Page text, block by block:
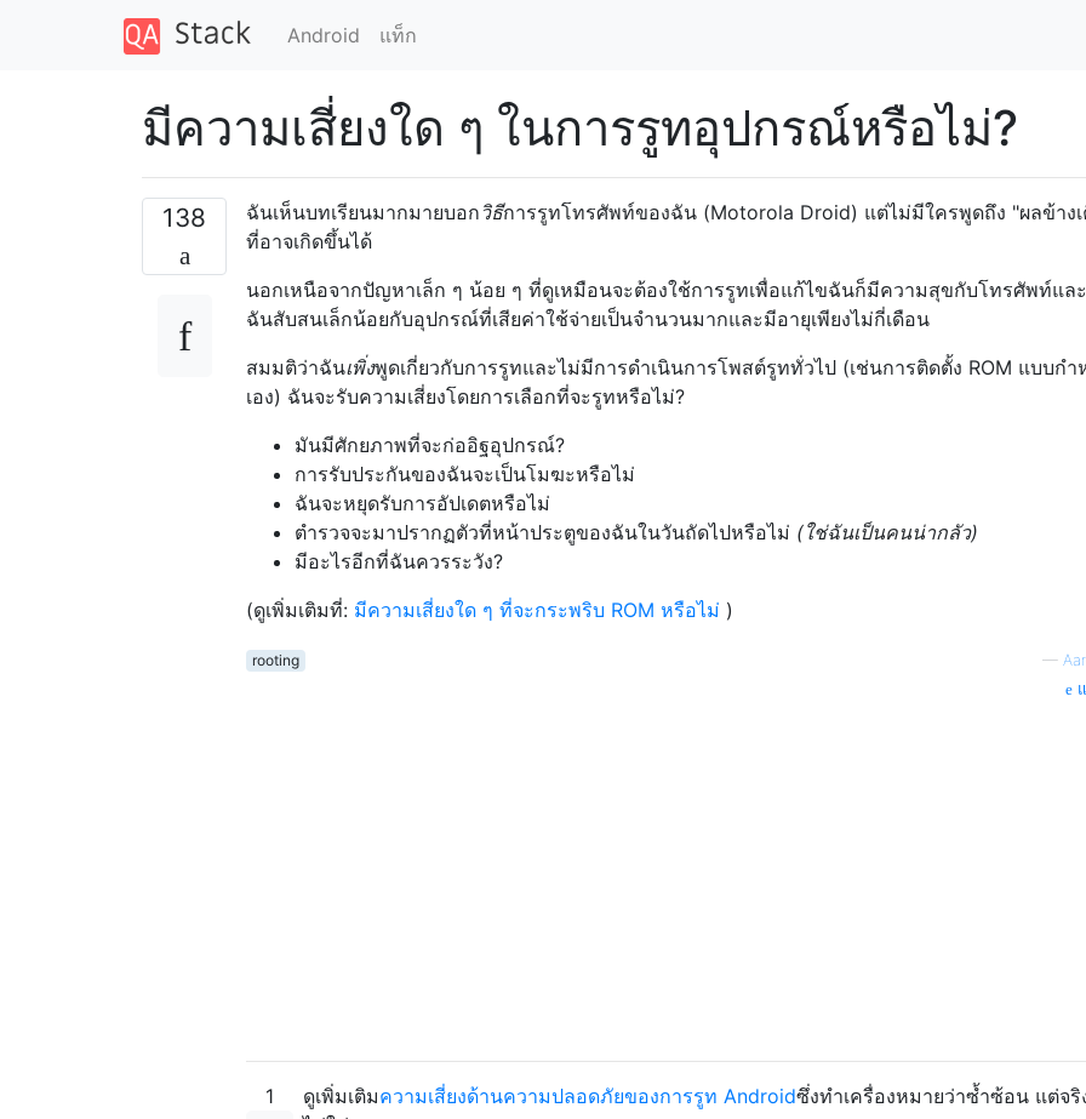
Android แท็ก
มีความเสี่ยงใด ๆ ในการรูทอุปกรณ์หรือไม่?
138 ฉันเห็นบทเรียนมากมายบอกวิธีการรูทโทรศัพท์ของฉัน (Motorola Droid) แต่ไม่มีใครพูดถึง "ผลข้างเ
ที่อาจเกิดขึ้นได้
นอกเหนือจากปัญหาเล็ก ๆ น้อย ๆ ที่ดูเหมือนจะต้องใช้การรูทเพื่อแก้ไขฉันก็มีความสุขกับโทรศัพท์แล
ฉันสับสนเล็กน้อยกับอุปกรณ์ที่เสียค่าใช้จ่ายเป็นจำนวนมากและมีอายุเพียงไม่กี่เดือน
สมมติว่าฉันเพิ่งพูดเกี่ยวกับการรูทและไม่มีการดำเนินการโพสต์รูททั่วไป (เช่นการติดตั้ง ROM แบบก
เอง) ฉันจะรับความเสี่ยงโดยการเลือกที่จะรูทหรือไม่?
มันมีศักยภาพที่จะก่ออิฐอุปกรณ์?
การรับประกันของฉันจะเป็นโมฆะหรือไม่
ฉันจะหยุดรับการอัปเดตหรือไม่
ตำรวจจะมาปรากฏตัวที่หน้าประตูของฉันในวันถัดไปหรือไม่ (ใช่ฉันเป็นคนน่ากลัว)
มีอะไรอีกที่ฉันควรระวัง?
(ดูเพิ่มเติมที่: มีความเสี่ยงใด ๆ ที่จะกระพริบ ROM หรือไม่ )
rooting —
1 ดูเพิ่มเติมความเสี่ยงด้านความปลอดภัยของการรูท Androidซึ่งทำเครื่องหมายว่าซ้ำซ้อน แต่จริ